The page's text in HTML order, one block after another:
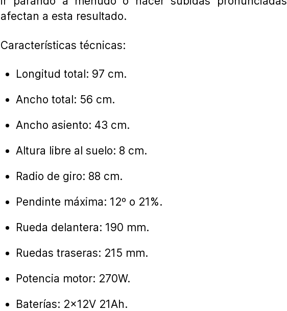
afectan a esta resultado.
Características técnicas:
Longitud total: 97 cm.
Ancho total: 56 cm.
Ancho asiento: 43 cm.
Altura libre al suelo: 8 cm.
Radio de giro: 88 cm.
Pendinte máxima: 12º o 21%.
Rueda delantera: 190 mm.
Ruedas traseras: 215 mm.
Potencia motor: 270W.
Baterías: 2x12V 21Ah.